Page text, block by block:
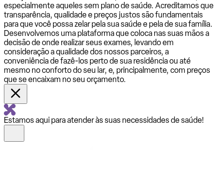
especialmente aqueles sem plano de saúde. Acreditamos que
transparência, qualidade e preços justos são fundamentais
para que você possa zelar pela sua saúde e pela de sua família.
Desenvolvemos uma plataforma que coloca nas suas mãos a
decisão de onde realizar seus exames, levando em
consideração a qualidade dos nossos parceiros, a
conveniência de fazê-los perto de sua residência ou até
mesmo no conforto do seu lar, e, principalmente, com preços
que se encaixam no seu orçamento.
Estamos aqui para atender às suas necessidades de saúde!